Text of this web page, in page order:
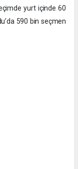
yurt içinde 60
590 bin seçmen